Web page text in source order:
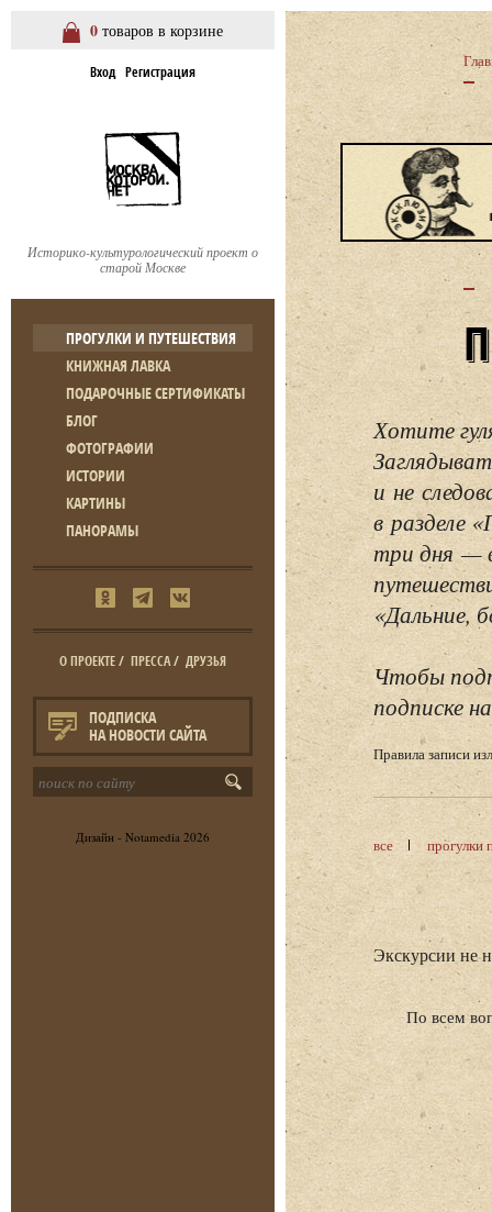
0 товаров в корзине
Вход Регистрация
Историко-культурологический проект о
старой Москве
ПРОГУЛКИ И ПУТЕШЕСТВИЯ
КНИЖНАЯ ЛАВКА
ПОДАРОЧНЫЕ СЕРТИФИКАТЫ
БЛОГ
ФОТОГРАФИИ
ИСТОРИИ
КАРТИНЫ
ПАНОРАМЫ
О ПРОЕКТЕ/ ПРЕССА/ ДРУЗЬЯ
ПОДПИСКА
НА НОВОСТИ САЙТА
Дизайн - Notamedia 2026
Хотите
и не
в разделе
три дня —
«Дальние,
Чтобы
подписке
Правила записи
все прогулки
Экскурсии не
По всем